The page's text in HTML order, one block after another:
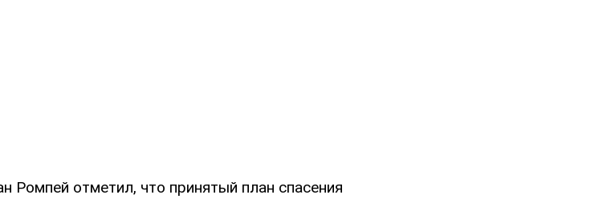
Ромпей отметил, что принятый план спасения